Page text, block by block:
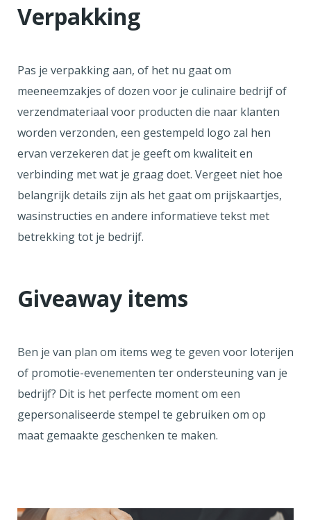
Verpakking
Pas je verpakking aan, of het nu gaat om
meeneemzakjes of dozen voor je culinaire bedrijf of
verzendmateriaal voor producten die naar klanten
worden verzonden, een gestempeld logo zal hen
ervan verzekeren dat je geeft om kwaliteit en
verbinding met wat je graag doet. Vergeet niet hoe
belangrijk details zijn als het gaat om prijskaartjes,
wasinstructies en andere informatieve tekst met
betrekking tot je bedrijf.
Giveaway items
Ben je van plan om items weg te geven voor loterijen
of promotie-evenementen ter ondersteuning van je
bedrijf? Dit is het perfecte moment om een
gepersonaliseerde stempel te gebruiken om op
maat gemaakte geschenken te maken.